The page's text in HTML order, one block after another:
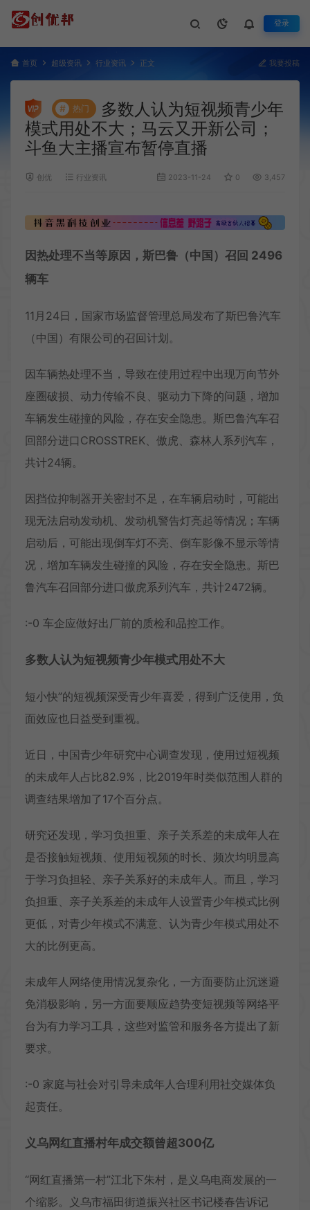
登录
首页 超级资讯 行业资讯 正文 我要投稿
# 热门
多数人认为短视频青少年
模式用处不大；马云又开新公司；
斗鱼大主播宣布暂停直播
创优 行业资讯 2023-11-24 0 3,457
因热处理不当等原因，斯巴鲁（中国）召回 2496
辆车
11月24日，国家市场监督管理总局发布了斯巴鲁汽车
（中国）有限公司的召回计划。
因车辆热处理不当，导致在使用过程中出现万向节外
座圈破损、动力传输不良、驱动力下降的问题，增加
车辆发生碰撞的风险，存在安全隐患。斯巴鲁汽车召
回部分进口CROSSTREK、傲虎、森林人系列汽车，
共计24辆。
因挡位抑制器开关密封不足，在车辆启动时，可能出
现无法启动发动机、发动机警告灯亮起等情况；车辆
启动后，可能出现倒车灯不亮、倒车影像不显示等情
况，增加车辆发生碰撞的风险，存在安全隐患。斯巴
鲁汽车召回部分进口傲虎系列汽车，共计2472辆。
:-0 车企应做好出厂前的质检和品控工作。
多数人认为短视频青少年模式用处不大
短小快”的短视频深受青少年喜爱，得到广泛使用，负
面效应也日益受到重视。
近日，中国青少年研究中心调查发现，使用过短视频
的未成年人占比82.9%，比2019年时类似范围人群的
调查结果增加了17个百分点。
研究还发现，学习负担重、亲子关系差的未成年人在
是否接触短视频、使用短视频的时长、频次均明显高
于学习负担轻、亲子关系好的未成年人。而且，学习
负担重、亲子关系差的未成年人设置青少年模式比例
更低，对青少年模式不满意、认为青少年模式用处不
大的比例更高。
未成年人网络使用情况复杂化，一方面要防止沉迷避
免消极影响，另一方面要顺应趋势变短视频等网络平
台为有力学习工具，这些对监管和服务各方提出了新
要求。
:-0 家庭与社会对引导未成年人合理利用社交媒体负
起责任。
义乌网红直播村年成交额曾超300亿
“网红直播第一村”江北下朱村，是义乌电商发展的一
个缩影。义乌市福田街道振兴社区书记楼春告诉记